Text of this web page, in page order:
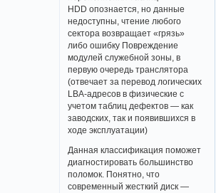
HDD опознается, но данные
недоступны, чтение любого
сектора возвращает «грязь»
либо ошибку Повреждение
модулей служебной зоны, в
первую очередь транслятора
(отвечает за перевод логических
LBA-адресов в физические с
учетом таблиц дефектов — как
заводских, так и появившихся в
ходе эксплуатации)
Данная классификация поможет
диагностировать большинство
поломок. Понятно, что
современный жесткий диск —